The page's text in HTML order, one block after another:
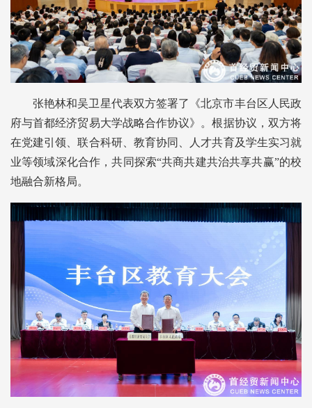
张艳林和吴卫星代表双方签署了《北京市丰台区人民政
府与首都经济贸易大学战略合作协议》。根据协议，双方将
在党建引领、联合科研、教育协同、人才共育及学生实习就
业等领域深化合作，共同探索“共商共建共治共享共赢”的校
地融合新格局。